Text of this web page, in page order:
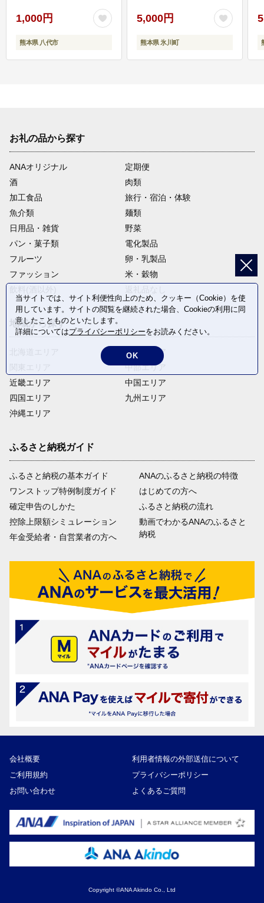
1,000円
熊本県 八代市
5,000円
熊本県 氷川町
お礼の品から探す
ANAオリジナル
定期便
酒
肉類
加工食品
旅行・宿泊・体験
魚介類
麺類
日用品・雑貨
野菜
パン・菓子類
電化製品
フルーツ
卵・乳製品
ファッション
米・穀物
地域から探す
近畿エリア
四国エリア
沖縄エリア
東北エリア
中部エリア
中国エリア
九州エリア
ふるさと納税ガイド
ふるさと納税の基本ガイド
ワンストップ特例制度ガイド
確定申告のしかた
控除上限額シミュレーション
年金受給者・自営業者の方へ
ANAのふるさと納税の特徴
はじめての方へ
ふるさと納税の流れ
動画でわかるANAのふるさと
納税
会社概要
利用者情報の外部送信について
ご利用規約
プライバシーポリシー
お問い合わせ
よくあるご質問
Copyright ©ANA Akindo Co., Ltd
当サイトでは、サイト利便性向上のため、クッキー（Cookie）を使
用しています。サイトの閲覧を継続された場合、Cookieの利用に同
意したことものといたします。
詳細についてはプライバシーポリシーをお読みください。
OK